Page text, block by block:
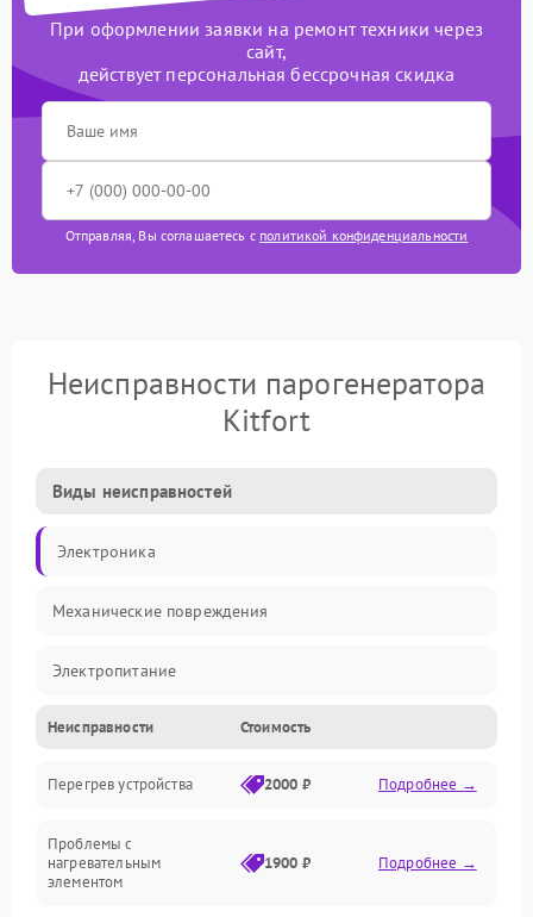
При оформлении заявки на ремонт техники через
сайт,
действует персональная бессрочная скидка
Отправляя, Вы соглашаетесь с политикой конфиденциальности
Неисправности парогенератора
Kitfort
Виды неисправностей
Электроника
Механические повреждения
Электропитание
Парообразование
Герметичность
Механика
Неисправности Стоимость
Перегрев устройства 2000 ₽ Подробнее →
Проблемы с
нагревательным
элементом
1900 ₽ Подробнее →